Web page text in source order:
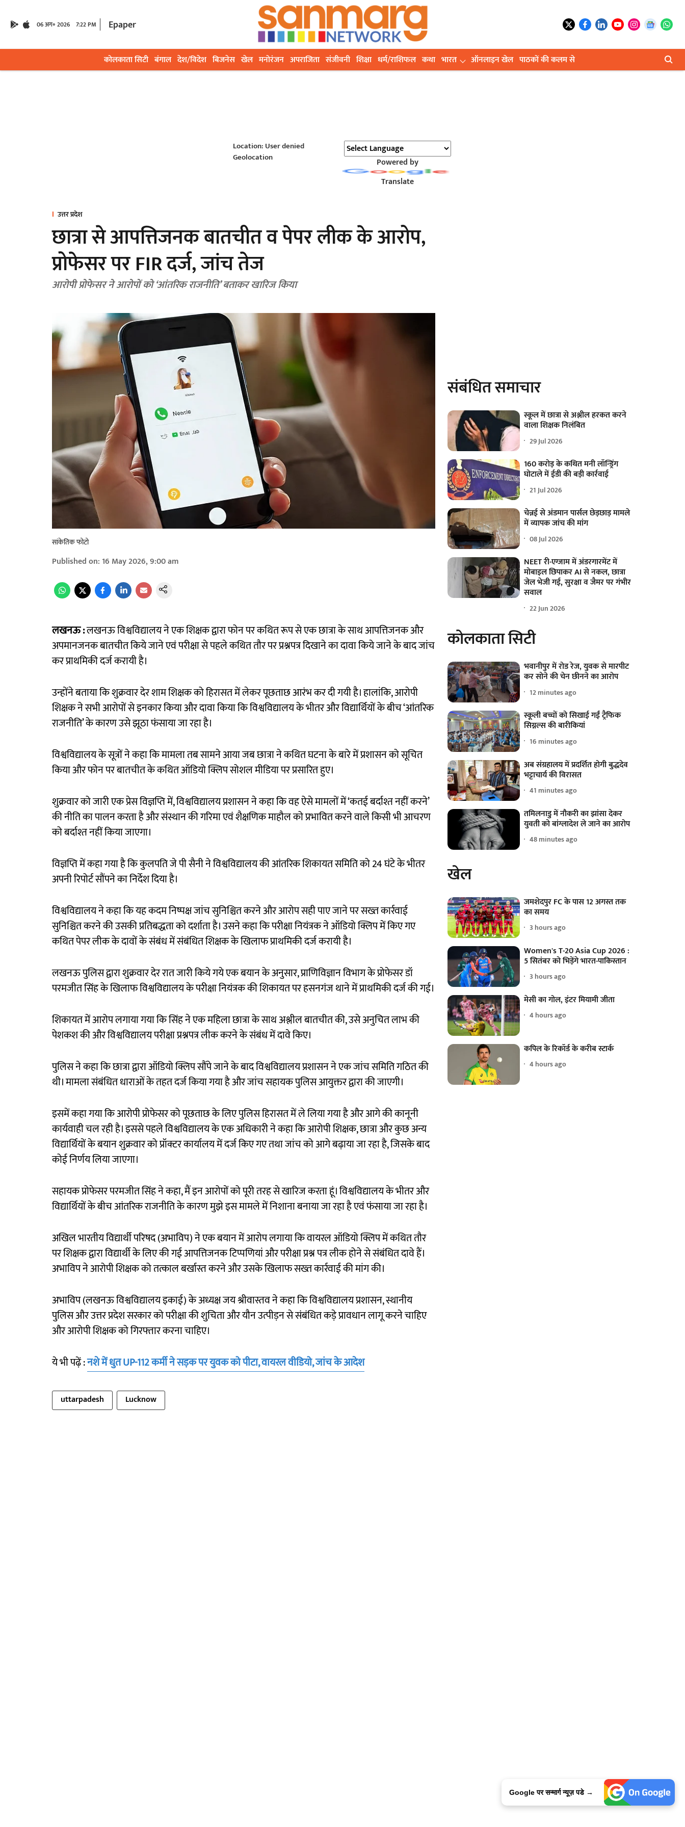
06 अग॰ 2026 7:22 PM Epaper
कोलकाता सिटी बंगाल देश/विदेश बिजनेस खेल मनोरंजन अपराजिता संजीवनी शिक्षा धर्म/राशिफल कथा भारत ऑनलाइन खेल पाठकों की कलम से
Location: User denied
Geolocation
Powered by
Translate
उत्तर प्रदेश
छात्रा से आपत्तिजनक बातचीत व पेपर लीक के आरोप,
प्रोफेसर पर FIR दर्ज, जांच तेज
आरोपी प्रोफेसर ने आरोपों को ‘आंतरिक राजनीति’ बताकर खारिज किया
सांकेतिक फोटो
Published on: 16 May 2026, 9:00 am
लखनऊ :लखनऊ विश्वविद्यालय ने एक शिक्षक द्वारा फोन पर कथित रूप से एक छात्रा के साथ आपत्तिजनक और
अपमानजनक बातचीत किये जाने एवं परीक्षा से पहले कथित तौर पर प्रश्नपत्र दिखाने का दावा किये जाने के बाद जांच
कर प्राथमिकी दर्ज करायी है।
उन्होंने बताया कि शुक्रवार देर शाम शिक्षक को हिरासत में लेकर पूछताछ आरंभ कर दी गयी है। हालांकि, आरोपी
शिक्षक ने सभी आरोपों से इनकार किया और दावा किया कि विश्वविद्यालय के भीतर और विद्यार्थियों के बीच ‘आंतरिक
राजनीति’ के कारण उसे झूठा फंसाया जा रहा है।
विश्वविद्यालय के सूत्रों ने कहा कि मामला तब सामने आया जब छात्रा ने कथित घटना के बारे में प्रशासन को सूचित
किया और फोन पर बातचीत के कथित ऑडियो क्लिप सोशल मीडिया पर प्रसारित हुए।
शुक्रवार को जारी एक प्रेस विज्ञप्ति में, विश्वविद्यालय प्रशासन ने कहा कि वह ऐसे मामलों में ‘कतई बर्दाश्त नहीं करने’
की नीति का पालन करता है और संस्थान की गरिमा एवं शैक्षणिक माहौल को प्रभावित करने वाले किसी भी आचरण
को बर्दाश्त नहीं किया जाएगा।
विज्ञप्ति में कहा गया है कि कुलपति जे पी सैनी ने विश्वविद्यालय की आंतरिक शिकायत समिति को 24 घंटे के भीतर
अपनी रिपोर्ट सौंपने का निर्देश दिया है।
विश्वविद्यालय ने कहा कि यह कदम निष्पक्ष जांच सुनिश्चित करने और आरोप सही पाए जाने पर सख्त कार्रवाई
सुनिश्चित करने की उसकी प्रतिबद्धता को दर्शाता है। उसने कहा कि परीक्षा नियंत्रक ने ऑडियो क्लिप में किए गए
कथित पेपर लीक के दावों के संबंध में संबंधित शिक्षक के खिलाफ प्राथमिकी दर्ज करायी है।
लखनऊ पुलिस द्वारा शुक्रवार देर रात जारी किये गये एक बयान के अनुसार, प्राणिविज्ञान विभाग के प्रोफेसर डॉ
परमजीत सिंह के खिलाफ विश्वविद्यालय के परीक्षा नियंत्रक की शिकायत पर हसनगंज थाने में प्राथमिकी दर्ज की गई।
शिकायत में आरोप लगाया गया कि सिंह ने एक महिला छात्रा के साथ अश्लील बातचीत की, उसे अनुचित लाभ की
पेशकश की और विश्वविद्यालय परीक्षा प्रश्नपत्र लीक करने के संबंध में दावे किए।
पुलिस ने कहा कि छात्रा द्वारा ऑडियो क्लिप सौंपे जाने के बाद विश्वविद्यालय प्रशासन ने एक जांच समिति गठित की
थी। मामला संबंधित धाराओं के तहत दर्ज किया गया है और जांच सहायक पुलिस आयुक्तर द्वारा की जाएगी।
इसमें कहा गया कि आरोपी प्रोफेसर को पूछताछ के लिए पुलिस हिरासत में ले लिया गया है और आगे की कानूनी
कार्यवाही चल रही है। इससे पहले विश्वविद्यालय के एक अधिकारी ने कहा कि आरोपी शिक्षक, छात्रा और कुछ अन्य
विद्यार्थियों के बयान शुक्रवार को प्रॉक्टर कार्यालय में दर्ज किए गए तथा जांच को आगे बढ़ाया जा रहा है, जिसके बाद
कोई निर्णय लिया जाएगा।
सहायक प्रोफेसर परमजीत सिंह ने कहा, मैं इन आरोपों को पूरी तरह से खारिज करता हूं। विश्वविद्यालय के भीतर और
विद्यार्थियों के बीच आंतरिक राजनीति के कारण मुझे इस मामले में निशाना बनाया जा रहा है एवं फंसाया जा रहा है।
अखिल भारतीय विद्यार्थी परिषद (अभाविप) ने एक बयान में आरोप लगाया कि वायरल ऑडियो क्लिप में कथित तौर
पर शिक्षक द्वारा विद्यार्थी के लिए की गई आपत्तिजनक टिप्पणियां और परीक्षा प्रश्न पत्र लीक होने से संबंधित दावे हैं।
अभाविप ने आरोपी शिक्षक को तत्काल बर्खास्त करने और उसके खिलाफ सख्त कार्रवाई की मांग की।
अभाविप (लखनऊ विश्वविद्यालय इकाई) के अध्यक्ष जय श्रीवास्तव ने कहा कि विश्वविद्यालय प्रशासन, स्थानीय
पुलिस और उत्तर प्रदेश सरकार को परीक्षा की शुचिता और यौन उत्पीड़न से संबंधित कड़े प्रावधान लागू करने चाहिए
और आरोपी शिक्षक को गिरफ्तार करना चाहिए।
ये भी पढ़ें :नशे में धुत UP-112 कर्मी ने सड़क पर युवक को पीटा, वायरल वीडियो, जांच के आदेश
uttarpadesh Lucknow
संबंधित समाचार
स्कूल में छात्रा से अश्लील हरकत करने
वाला शिक्षक निलंबित
29 Jul 2026
160 करोड़ के कथित मनी लॉन्ड्रिंग
घोटाले में ईडी की बड़ी कार्रवाई
21 Jul 2026
चेन्नई से अंडमान पार्सल छेड़छाड़ मामले
में व्यापक जांच की मांग
08 Jul 2026
NEET री-एग्जाम में अंडरगारमेंट में
मोबाइल छिपाकर AI से नकल, छात्रा
जेल भेजी गई, सुरक्षा व जैमर पर गंभीर
सवाल
22 Jun 2026
कोलकाता सिटी
भवानीपुर में रोड रेज, युवक से मारपीट
कर सोने की चेन छीनने का आरोप
12 minutes ago
स्कूली बच्चों को सिखाई गईं ट्रैफिक
सिग्नल्स की बारीकियां
16 minutes ago
अब संग्रहालय में प्रदर्शित होगी बुद्धदेव
भट्टाचार्य की विरासत
41 minutes ago
तमिलनाडु में नौकरी का झांसा देकर
युवती को बांग्लादेश ले जाने का आरोप
48 minutes ago
खेल
जमशेदपुर FC के पास 12 अगस्त तक
का समय
3 hours ago
Women's T-20 Asia Cup 2026 :
5 सितंबर को भिड़ेंगे भारत-पाकिस्तान
3 hours ago
मेसी का गोल, इंटर मियामी जीता
4 hours ago
कपिल के रिकॉर्ड के करीब स्टार्क
4 hours ago
Google पर सन्मार्ग न्यूज़ पडे →